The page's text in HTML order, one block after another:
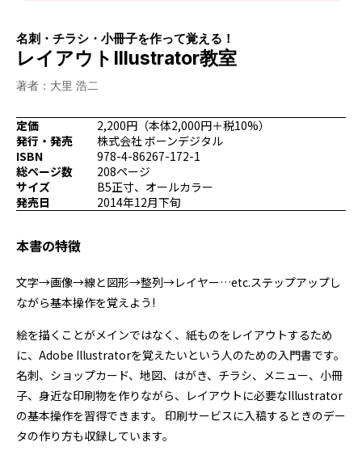
BOOK
刊行順
ゲーム/CG
映像/映画/アニメ
プログラミング/ウェブ
ファッション/デザイン/他
SEMINAR
有料セミナー
チュートリアル
レイアウトIllustrator教室
名刺・チラシ・小冊子を作って覚える！
著者：大里 浩二
定価
2,200円（本体2,000円＋税10%）
発行・発売
株式会社 ボーンデジタル
ISBN
978-4-86267-172-1
総ページ数
208ページ
サイズ
B5正寸、オールカラー
発売日
2014年12月下旬
本書の特徴
文字→画像→線と図形→整列→レイヤー…etc.ステップアップし
ながら基本操作を覚えよう!
絵を描くことがメインではなく、紙ものをレイアウトするため
に、Adobe Illustratorを覚えたいという人のための入門書です。
名刺、ショップカード、地図、はがき、チラシ、メニュー、小冊
子、身近な印刷物を作りながら、レイアウトに必要なIllustrator
の基本操作を習得できます。 印刷サービスに入稿するときのデー
タの作り方も収録しています。